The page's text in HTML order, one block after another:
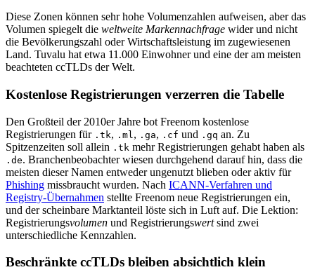
Diese Zonen können sehr hohe Volumenzahlen aufweisen, aber das
Volumen spiegelt die weltweite Markennachfrage wider und nicht
die Bevölkerungszahl oder Wirtschaftsleistung im zugewiesenen
Land. Tuvalu hat etwa 11.000 Einwohner und eine der am meisten
beachteten ccTLDs der Welt.
Kostenlose Registrierungen verzerren die Tabelle
Den Großteil der 2010er Jahre bot Freenom kostenlose
Registrierungen für .tk, .ml , .ga, .cf und .gq an. Zu
Spitzenzeiten soll allein .tk mehr Registrierungen gehabt haben als
.de. Branchenbeobachter wiesen durchgehend darauf hin, dass die
meisten dieser Namen entweder ungenutzt blieben oder aktiv für
Phishing missbraucht wurden. Nach ICANN-Verfahren und
Registry-Übernahmen stellte Freenom neue Registrierungen ein,
und der scheinbare Marktanteil löste sich in Luft auf. Die Lektion:
Registrierungsvolumen und Registrierungswertsind zwei
unterschiedliche Kennzahlen.
Beschränkte ccTLDs bleiben absichtlich klein